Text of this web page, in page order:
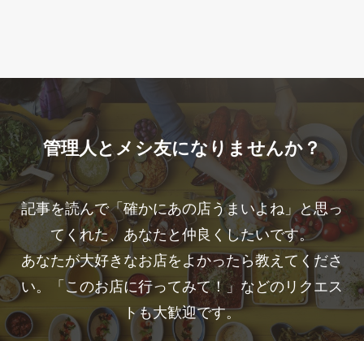
管理人とメシ友になりませんか？
記事を読んで「確かにあの店うまいよね」と思っ
てくれた、あなたと仲良くしたいです。
あなたが大好きなお店をよかったら教えてくださ
い。「このお店に行ってみて！」などのリクエス
トも大歓迎です。